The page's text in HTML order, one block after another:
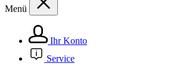
Menü
Ihr Konto
Service